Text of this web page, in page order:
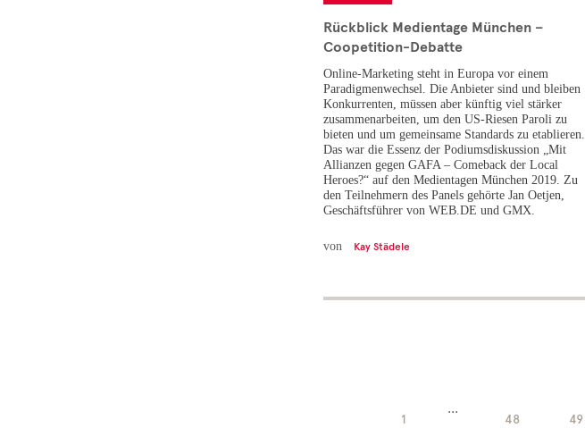
Rückblick Medientage München –
Coopetition-Debatte
Online-Marketing steht in Europa vor einem
Paradigmenwechsel. Die Anbieter sind und bleiben
Konkurrenten, müssen aber künftig viel stärker
zusammenarbeiten, um den US-Riesen Paroli zu
bieten und um gemeinsame Standards zu etablieren.
Das war die Essenz der Podiumsdiskussion „Mit
Allianzen gegen GAFA – Comeback der Local
Heroes?“ auf den Medientagen München 2019. Zu
den Teilnehmern des Panels gehörte Jan Oetjen,
Geschäftsführer von WEB.DE und GMX.
von Kay Städele
1
...
48 49